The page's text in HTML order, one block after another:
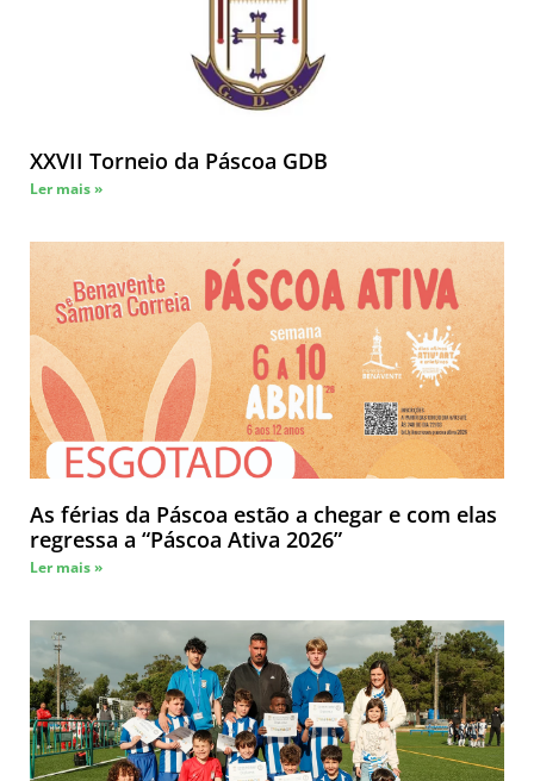
XXVII Torneio da Páscoa GDB
Ler mais »
As férias da Páscoa estão a chegar e com elas
regressa a “Páscoa Ativa 2026”
Ler mais »